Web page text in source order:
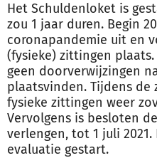
Het Schuldenloket is
zou 1 jaar duren. Begin
coronapandemie uit en
(fysieke) zittingen
geen doorverwijzingen
plaatsvinden. Tijdens de
fysieke zittingen weer
Vervolgens is besloten
verlengen, tot 1 juli 2021.
evaluatie gestart.